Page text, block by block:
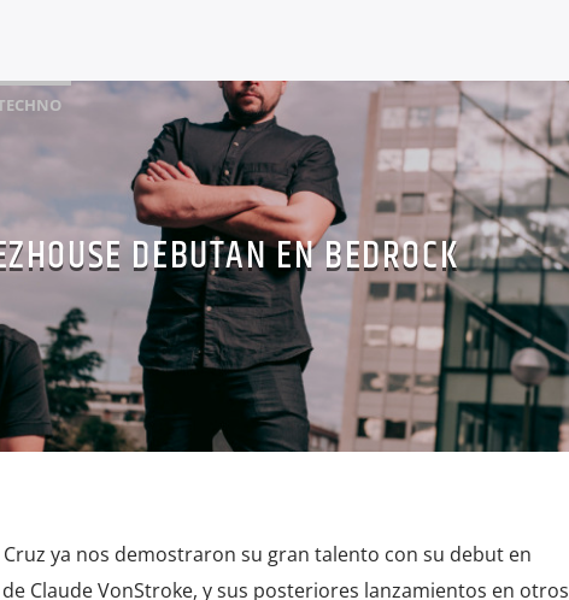
DEBUTAN EN BEDROCK
Cruz ya nos demostraron su gran talento con su debut en
Claude VonStroke, y sus posteriores lanzamientos en otros